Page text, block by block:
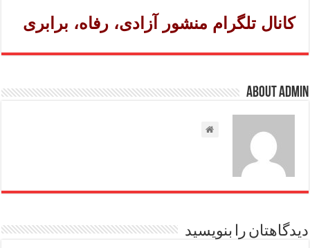
کانال تلگرام منشور آزادی، رفاه، برابری
About admin
دیدگاهتان را بنویسید